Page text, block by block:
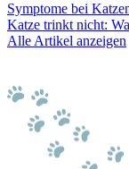
Symptome bei
Katze trinkt nicht:
Alle Artikel anzeigen